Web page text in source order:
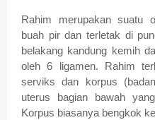
Rahim merupakan suatu
buah pir dan terletak di
belakang kandung kemih
oleh 6 ligamen. Rahim
serviks dan korpus
uterus bagian bawah
Korpus biasanya bengkok